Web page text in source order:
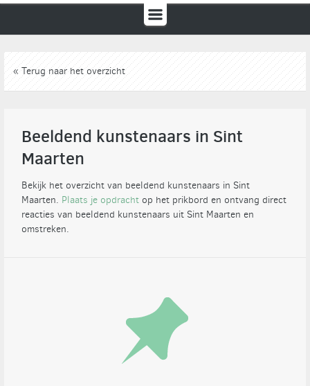
« Terug naar het overzicht
Beeldend kunstenaars in Sint
Maarten
Bekijk het overzicht van beeldend kunstenaars in Sint
Maarten. Plaats je opdracht op het prikbord en ontvang direct
reacties van beeldend kunstenaars uit Sint Maarten en
omstreken.